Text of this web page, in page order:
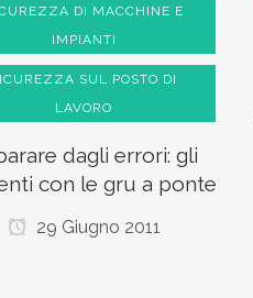
DI MACCHINE E
IMPIANTI
SUL POSTO DI
LAVORO
dagli errori: gli
con le gru a ponte
29 Giugno 2011